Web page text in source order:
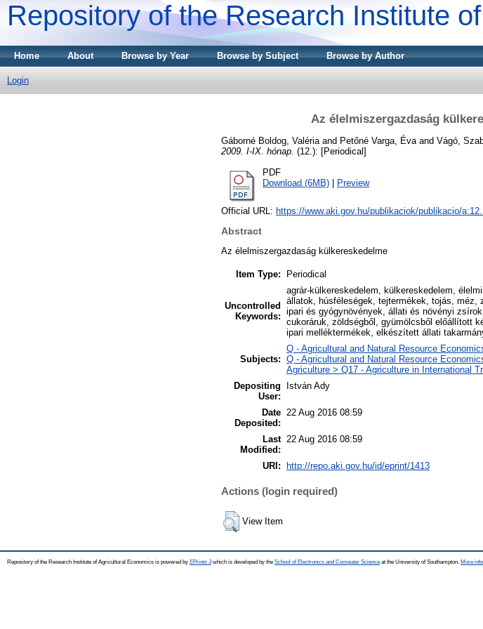
Repository of the Research Institute
Home About Browse by Year Browse by Subject Browse by Author
Login
Az élelmiszergazdaság
Gáborné Boldog, Valéria and Petőné Varga, Éva and Vágó,
2009. I-IX. hónap. (12.): [Periodical]
PDF
Download (6MB)
Preview
Official URL: https://www.aki.gov.hu/publikaciok/publikacio/
Abstract
Az élelmiszergazdaság külkereskedelme
Item Type: Periodical
Uncontrolled
Keywords:
agrár-külkereskedelem, külkereskedelem,
állatok, húsféleségek, tejtermékek, tojás, méz,
ipari és gyógynövények, állati és növényi
cukoráruk, zöldségből, gyümölcsből előállított
ipari melléktermékek, elkészített állati
Subjects:
Q - Agricultural and Natural Resource
Q - Agricultural and Natural Resource
Agriculture > Q17 - Agriculture in International
Depositing
User:
István Ady
Date
Deposited:
22 Aug 2016 08:59
Last
Modified:
22 Aug 2016 08:59
URI: http://repo.aki.gov.hu/id/eprint/1413
Actions (login required)
View Item
Repository of the Research Institute of Agricultural Economics is powered by EPrints 3which is developed by the School of Electronics and Computer Science at the University of Southampton. More